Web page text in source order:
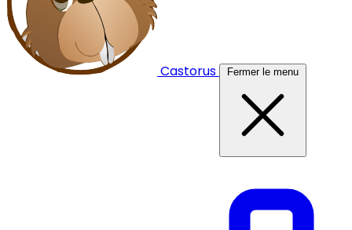
Castorus Fermer le menu